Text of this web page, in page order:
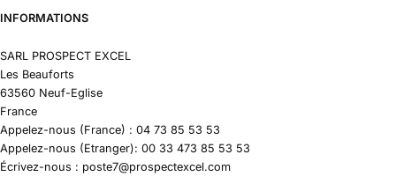
INFORMATIONS
SARL PROSPECT EXCEL
Les Beauforts
63560 Neuf-Eglise
France
Appelez-nous (France) : 04 73 85 53 53
Appelez-nous (Etranger): 00 33 473 85 53 53
Écrivez-nous : poste7@prospectexcel.com